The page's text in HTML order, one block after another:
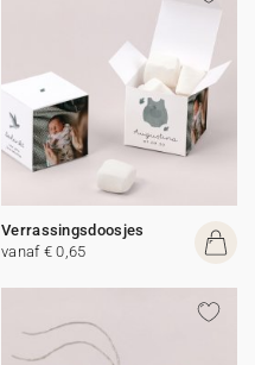
Verrassingsdoosjes
vanaf € 0,65